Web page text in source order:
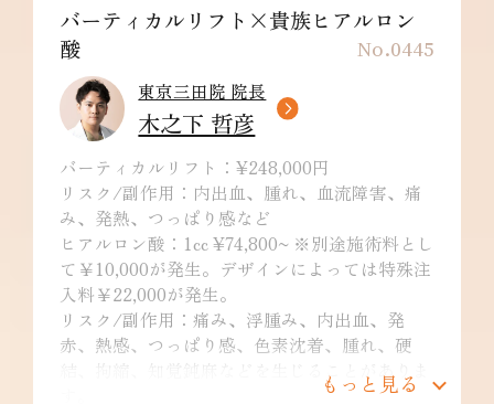
No.0445
バーティカルリフト×貴族ヒアルロン
酸
東京三田院 院長
木之下 哲彦
バーティカルリフト：¥248,000円
リスク/副作用：内出血、腫れ、血流障害、痛
み、発熱、つっぱり感など
ヒアルロン酸：1cc ¥74,800~ ※別途施術料とし
て￥10,000が発生。デザインによっては特殊注
入料￥22,000が発生。
リスク/副作用：痛み、浮腫み、内出血、発
赤、熱感、つっぱり感、色素沈着、腫れ、硬
結、拘縮、知覚鈍麻などを生じることがありま
もっと見る